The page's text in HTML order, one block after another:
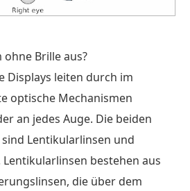
ohne Brille aus?
Displays leiten durch im
optische Mechanismen
an jedes Auge. Die beiden
Lentikularlinsen und
bestehen aus
die über dem